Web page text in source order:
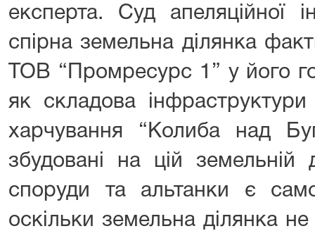
експерта. Суд апеляційної
спірна земельна ділянка
ТОВ “Промресурс 1” у його
як складова
харчування “Колиба над
збудовані на цій земельній
споруди та альтанки є
оскільки земельна ділянка не